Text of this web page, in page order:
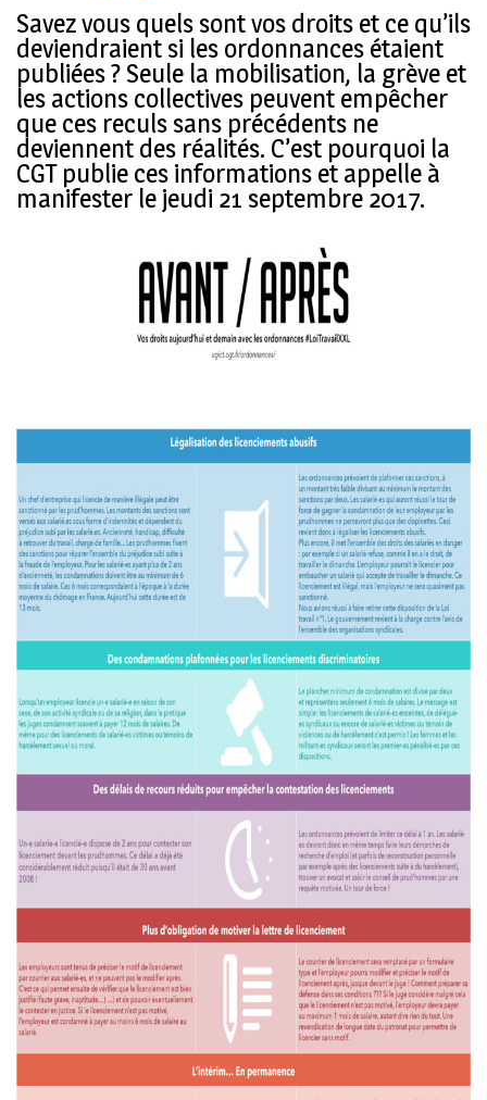
Savez vous quels sont vos droits et ce qu’ils
deviendraient si les ordonnances étaient
publiées ? Seule la mobilisation, la grève et
les actions collectives peuvent empêcher
que ces reculs sans précédents ne
deviennent des réalités. C’est pourquoi la
CGT publie ces informations et appelle à
manifester le jeudi 21 septembre 2017.